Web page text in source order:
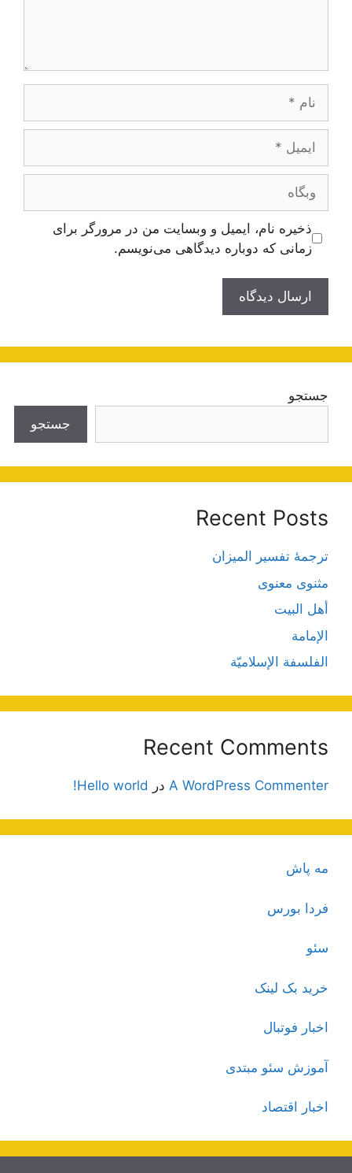
وبگاه
ذخیره نام، ایمیل و وبسایت من در مرورگر برای
زمانی که دوباره دیدگاهی می‌نویسم.
جستجو
جستجو
Recent Posts
ترجمۀ تفسیر المیزان
مثنوی معنوی
أهل البيت
الإمامة
الفلسفة الإسلاميّة
Recent Comments
A WordPress Commenter در Hello world!
مه پاش
فردا بورس
سئو
خرید بک لینک
اخبار فوتبال
آموزش سئو مبتدی
اخبار اقتصاد